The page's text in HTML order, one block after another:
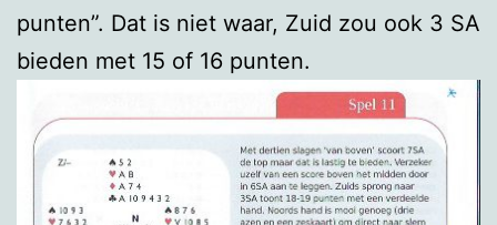
punten”. Dat is niet waar, Zuid zou ook 3 SA
bieden met 15 of 16 punten.